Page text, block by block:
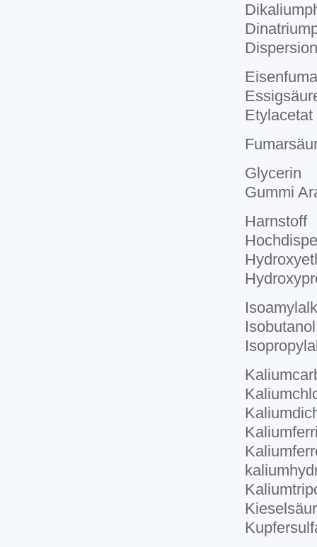
Etylacetat
Glycerin
Gummi
Harnstoff
Isobutanol